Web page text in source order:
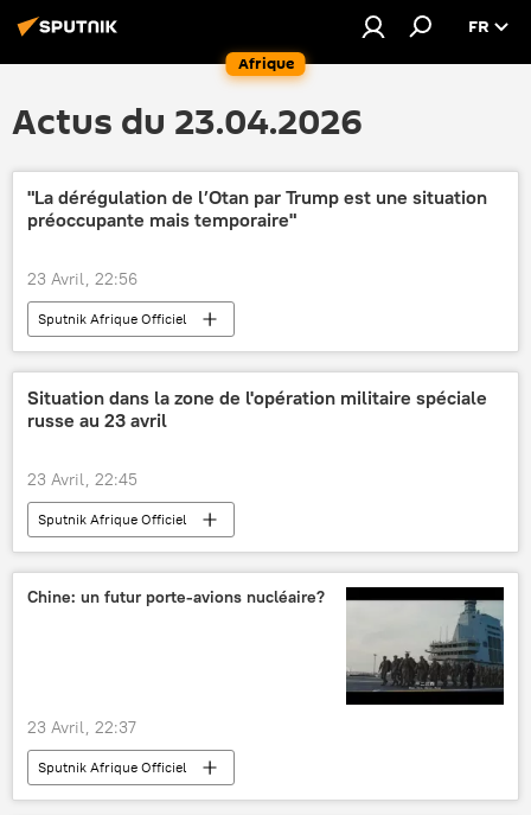
Afrique
FR
Actus du 23.04.2026
"La dérégulation de l’Otan par Trump est une situation
préoccupante mais temporaire"
23 Avril, 22:56
Sputnik Afrique Officiel
Situation dans la zone de l'opération militaire spéciale
russe au 23 avril
23 Avril, 22:45
Sputnik Afrique Officiel
Chine: un futur porte-avions nucléaire?
23 Avril, 22:37
Sputnik Afrique Officiel